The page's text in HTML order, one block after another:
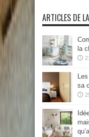
ARTICLES DE
la
sa